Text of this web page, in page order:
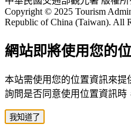
Copyright © 2025 Tourism
Republic of China (Taiwan). All
網站即將使用您的
本站需使用您的位置資訊來提
詢問是否同意使用位置資訊時
我知道了